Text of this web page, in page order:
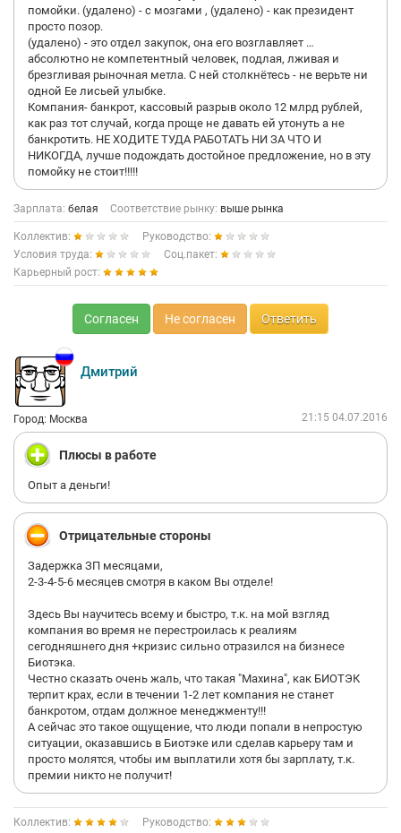
помойки. (удалено) - с мозгами , (удалено) - как президент
просто позор.
(удалено) - это отдел закупок, она его возглавляет …
абсолютно не компетентный человек, подлая, лживая и
брезгливая рыночная метла. С ней столкнётесь - не верьте ни
одной Ее лисьей улыбке.
Компания- банкрот, кассовый разрыв около 12 млрд рублей,
как раз тот случай, когда проще не давать ей утонуть а не
банкротить. НЕ ХОДИТЕ ТУДА РАБОТАТЬ НИ ЗА ЧТО И
НИКОГДА, лучше подождать достойное предложение, но в эту
помойку не стоит!!!!!
Зарплата: белая Соответствие рынку: выше рынка
Коллектив:
Руководство:
Условия труда:
Соц.пакет:
Карьерный рост:
Согласен Не согласен Ответить
Дмитрий
Город: Москва 21:15 04.07.2016
Плюсы в работе
Опыт а деньги!
Отрицательные стороны
Задержка ЗП месяцами,
2-3-4-5-6 месяцев смотря в каком Вы отделе!
Здесь Вы научитесь всему и быстро, т.к. на мой взгляд
компания во время не перестроилась к реалиям
сегодняшнего дня +кризис сильно отразился на бизнесе
Биотэка.
Честно сказать очень жаль, что такая "Махина", как БИОТЭК
терпит крах, если в течении 1-2 лет компания не станет
банкротом, отдам должное менеджменту!!!
А сейчас это такое ощущение, что люди попали в непростую
ситуации, оказавшись в Биотэке или сделав карьеру там и
просто молятся, чтобы им выплатили хотя бы зарплату, т.к.
премии никто не получит!
Коллектив:
Руководство: